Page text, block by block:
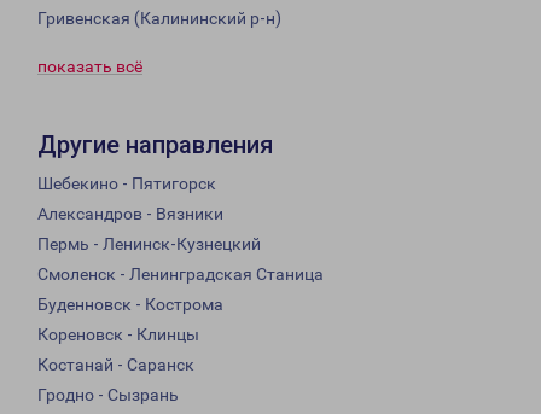
Гривенская (Калининский р-н)
показать всё
Другие направления
Шебекино - Пятигорск
Александров - Вязники
Пермь - Ленинск-Кузнецкий
Смоленск - Ленинградская Станица
Буденновск - Кострома
Кореновск - Клинцы
Костанай - Саранск
Гродно - Сызрань